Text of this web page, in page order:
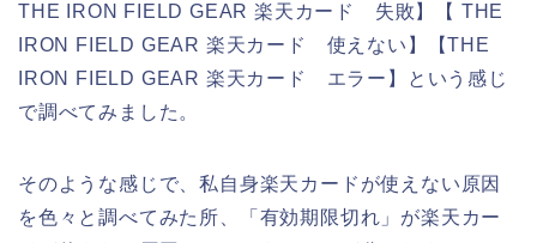
THE IRON FIELD GEAR 楽天カード 失敗】【 THE
IRON FIELD GEAR 楽天カード 使えない】【THE
IRON FIELD GEAR 楽天カード エラー】という感じ
で調べてみました。
そのような感じで、私自身楽天カードが使えない原因
を色々と調べてみた所、「有効期限切れ」が楽天カー